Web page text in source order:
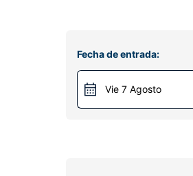
Fecha de entrada:
Vie 7 Agosto